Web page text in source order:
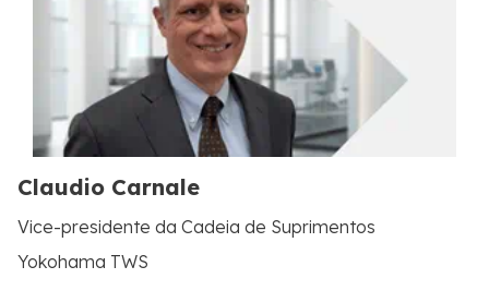
Claudio Carnale
Vice-presidente da Cadeia de Suprimentos
Yokohama TWS